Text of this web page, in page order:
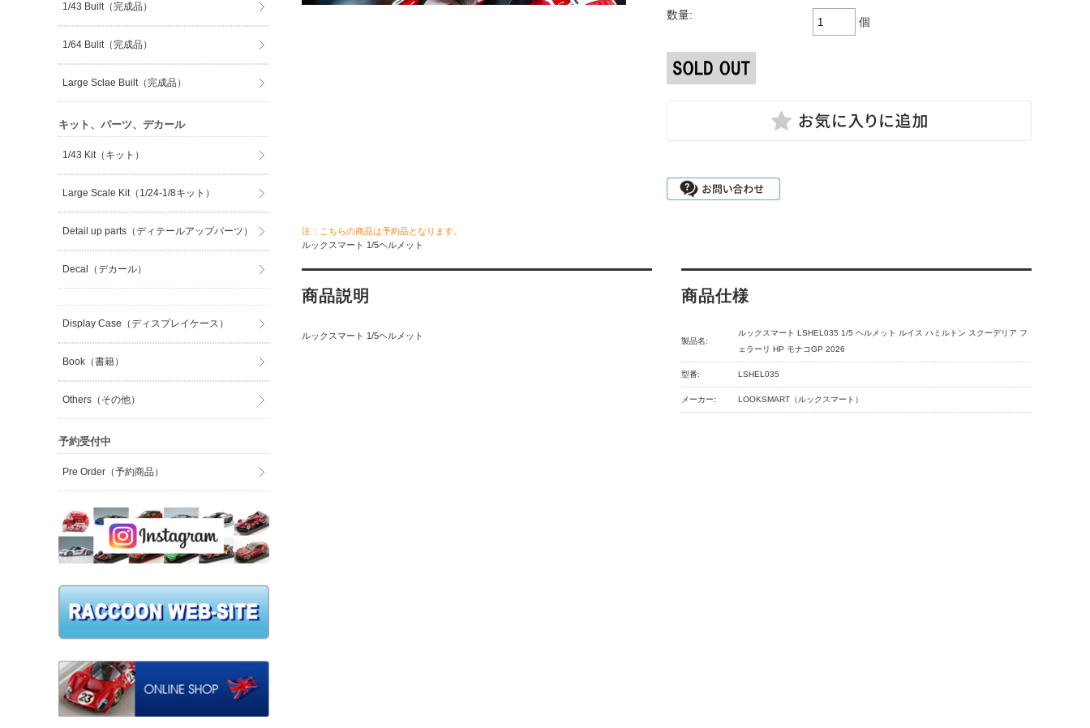
数量:
個
注：こちらの商品は予約品となります。
ルックスマート 1/5ヘルメット
商品説明
ルックスマート 1/5ヘルメット
商品仕様
製品名:
ルックスマート LSHEL035 1/5 ヘルメット ルイス ハミルトン スクーデリア フ
ェラーリ HP モナコGP 2026
型番: LSHEL035
メーカー: LOOKSMART（ルックスマート）
1/43 Built（完成品）
1/64 Bulit（完成品）
Large Sclae Built（完成品）
キット、パーツ、デカール
1/43 Kit（キット）
Large Scale Kit（1/24-1/8キット）
Detail up parts（ディテールアップパーツ）
Decal（デカール）
Display Case（ディスプレイケース）
Book（書籍）
Others（その他）
予約受付中
Pre Order（予約商品）